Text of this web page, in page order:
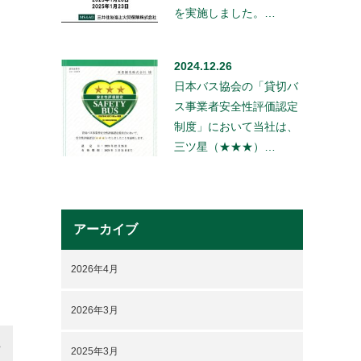
を実施しました。…
2024.12.26
日本バス協会の「貸切バ
ス事業者安全性評価認定
制度」において当社は、
三ツ星（★★★）…
アーカイブ
2026年4月
2026年3月
2025年3月